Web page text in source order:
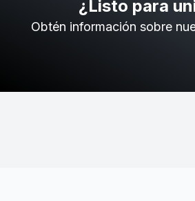
¿Listo para
Obtén información sobre